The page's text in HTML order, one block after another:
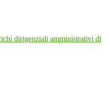
dirigenziali amministrativi di